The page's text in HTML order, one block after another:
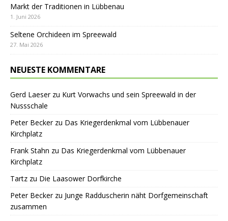
Markt der Traditionen in Lübbenau
1. Juni 2026
Seltene Orchideen im Spreewald
27. Mai 2026
NEUESTE KOMMENTARE
Gerd Laeserzu Kurt Vorwachs und sein Spreewald in der
Nussschale
Peter Beckerzu Das Kriegerdenkmal vom Lübbenauer
Kirchplatz
Frank Stahn zu Das Kriegerdenkmal vom Lübbenauer
Kirchplatz
Tartz zu Die Laasower Dorfkirche
Peter Beckerzu Junge Radduscherin näht Dorfgemeinschaft
zusammen